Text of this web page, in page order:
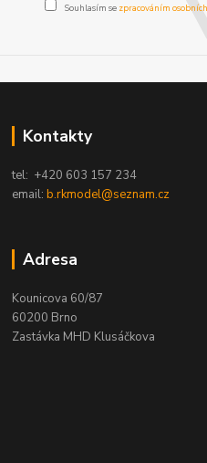
Souhlasím se zpracováním
Kontakty
tel: +420 603 157 234
email:b.rkmodel@seznam.cz
Adresa
Kounicova 60/87
60200 Brno
Zastávka MHD Klusáčkova